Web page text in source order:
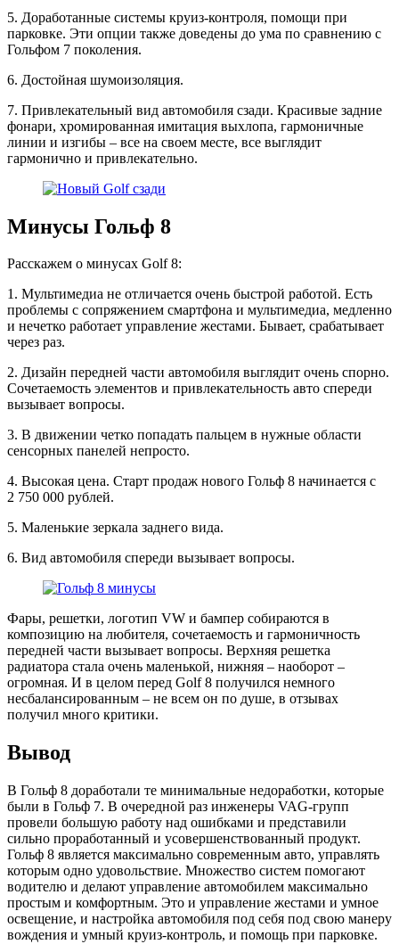
5. Доработанные системы круиз-контроля, помощи при
парковке. Эти опции также доведены до ума по сравнению с
Гольфом 7 поколения.
6. Достойная шумоизоляция.
7. Привлекательный вид автомобиля сзади. Красивые задние
фонари, хромированная имитация выхлопа, гармоничные
линии и изгибы – все на своем месте, все выглядит
гармонично и привлекательно.
Минусы Гольф 8
Расскажем о минусах Golf 8:
1. Мультимедиа не отличается очень быстрой работой. Есть
проблемы с сопряжением смартфона и мультимедиа, медленно
и нечетко работает управление жестами. Бывает, срабатывает
через раз.
2. Дизайн передней части автомобиля выглядит очень спорно.
Сочетаемость элементов и привлекательность авто спереди
вызывает вопросы.
3. В движении четко попадать пальцем в нужные области
сенсорных панелей непросто.
4. Высокая цена. Старт продаж нового Гольф 8 начинается с
2 750 000 рублей.
5. Маленькие зеркала заднего вида.
6. Вид автомобиля спереди вызывает вопросы.
Фары, решетки, логотип VW и бампер собираются в
композицию на любителя, сочетаемость и гармоничность
передней части вызывает вопросы. Верхняя решетка
радиатора стала очень маленькой, нижняя – наоборот –
огромная. И в целом перед Golf 8 получился немного
несбалансированным – не всем он по душе, в отзывах
получил много критики.
Вывод
В Гольф 8 доработали те минимальные недоработки, которые
были в Гольф 7. В очередной раз инженеры VAG-групп
провели большую работу над ошибками и представили
сильно проработанный и усовершенствованный продукт.
Гольф 8 является максимально современным авто, управлять
которым одно удовольствие. Множество систем помогают
водителю и делают управление автомобилем максимально
простым и комфортным. Это и управление жестами и умное
освещение, и настройка автомобиля под себя под свою манеру
вождения и умный круиз-контроль, и помощь при парковке.